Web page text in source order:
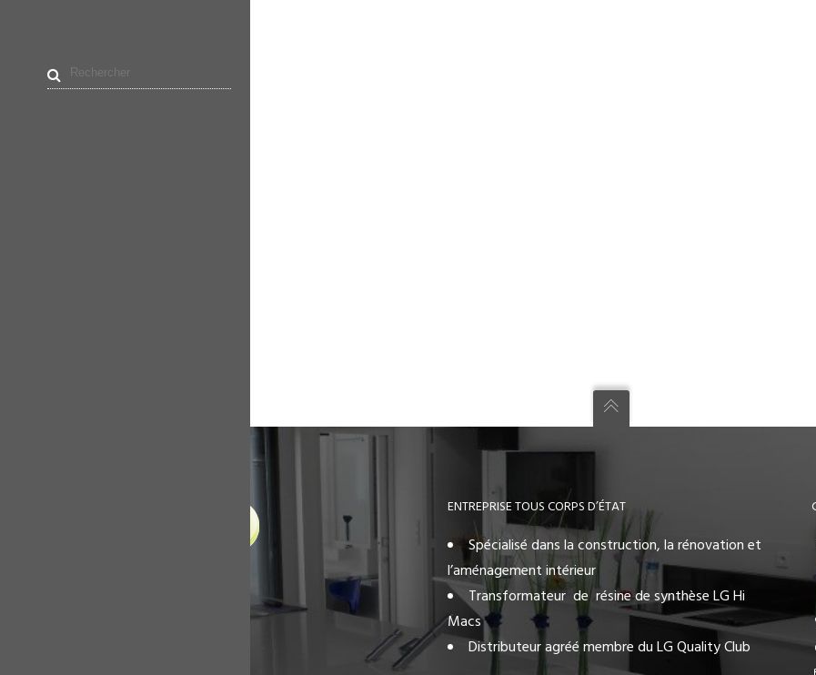
ENTREPRISE TOUS CORPS D’ÉTAT
Spécialisé dans la construction, la rénovation et
l’aménagement intérieur
Transformateur de résine de synthèse LG Hi
Macs
Distributeur agréé membre du LG Quality Club